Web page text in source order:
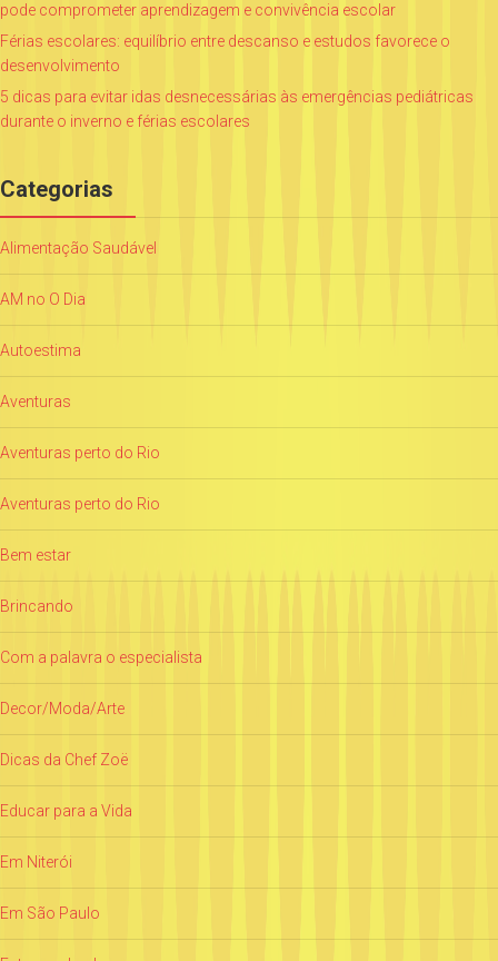
pode comprometer aprendizagem e convivência escolar
Férias escolares: equilíbrio entre descanso e estudos favorece o
desenvolvimento
5 dicas para evitar idas desnecessárias às emergências pediátricas
durante o inverno e férias escolares
Categorias
Alimentação Saudável
AM no O Dia
Autoestima
Aventuras
Aventuras perto do Rio
Aventuras perto do Rio
Bem estar
Brincando
Com a palavra o especialista
Decor/Moda/Arte
Dicas da Chef Zoë
Educar para a Vida
Em Niterói
Em São Paulo